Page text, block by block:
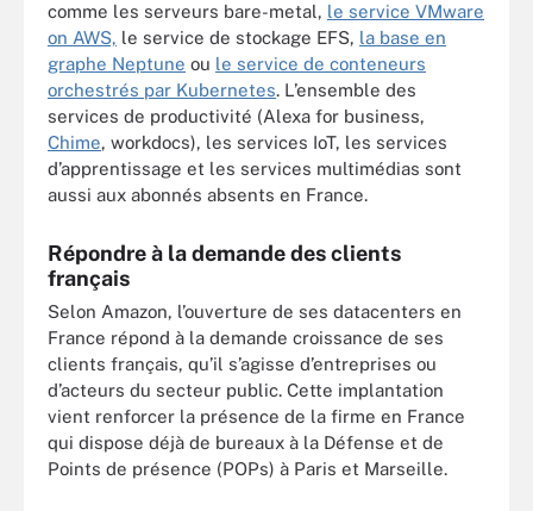
comme les serveurs bare-metal, le service VMware
on AWS, le service de stockage EFS, la base en
graphe Neptune ou le service de conteneurs
orchestrés par Kubernetes. L’ensemble des
services de productivité (Alexa for business,
Chime, workdocs), les services IoT, les services
d’apprentissage et les services multimédias sont
aussi aux abonnés absents en France.
Répondre à la demande des clients
français
Selon Amazon, l’ouverture de ses datacenters en
France répond à la demande croissance de ses
clients français, qu’il s’agisse d’entreprises ou
d’acteurs du secteur public. Cette implantation
vient renforcer la présence de la firme en France
qui dispose déjà de bureaux à la Défense et de
Points de présence (POPs) à Paris et Marseille.